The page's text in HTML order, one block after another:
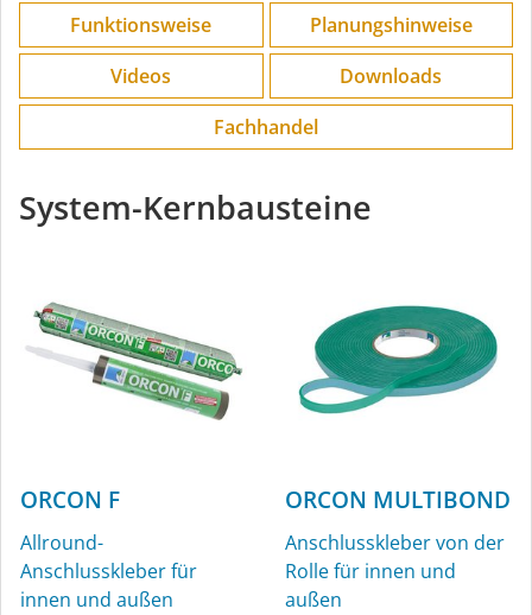
Funktions­weise
Planungs­hinweise
Videos
Downloads
Fachhandel
System-Kernbausteine
ORCON F
Allround-
Anschlusskleber für
innen und außen
ORCON MULTIBOND
Anschlusskleber von der
Rolle für innen und
außen